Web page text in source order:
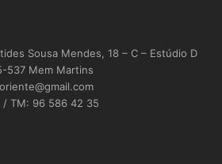
Sousa Mendes, 18 – C – Estúdio D
537 Mem Martins
/ TM: 96 586 42 35